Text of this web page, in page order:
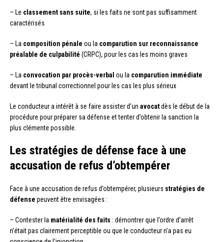
– Le classement sans suite, si les faits ne sont pas suffisamment
caractérisés
– La composition pénale ou la comparution sur reconnaissance
préalable de culpabilité (CRPC), pour les cas les moins graves
– La convocation par procès-verbal ou la comparution immédiate
devant le tribunal correctionnel pour les cas les plus sérieux
Le conducteur a intérêt à se faire assister d’un avocatdès le début de la
procédure pour préparer sa défense et tenter d’obtenir la sanction la
plus clémente possible.
Les stratégies de défense face à une
accusation de refus d’obtempérer
Face à une accusation de refus d’obtempérer, plusieurs stratégies de
défense peuvent être envisagées :
– Contester la matérialité des faits : démontrer que l’ordre d’arrêt
n’était pas clairement perceptible ou que le conducteur n’a pas eu